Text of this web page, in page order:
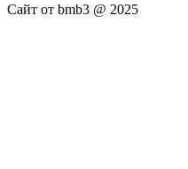
Сайт от bmb3 @ 2025